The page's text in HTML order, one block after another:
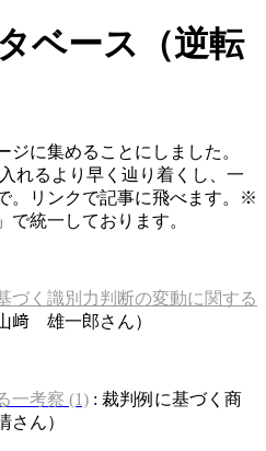
ベース（逆転
に集めることにしました。
れるより早く辿り着くし、一
。リンクで記事に飛べます。※
統一しております。
づく識別力判断の変動に関する
﨑 雄一郎さん）
一考察 (1) : 裁判例に基づく商
さん）